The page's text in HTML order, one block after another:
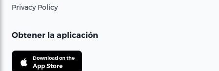
Privacy Policy
Obtener la aplicación
Download on the
App Store